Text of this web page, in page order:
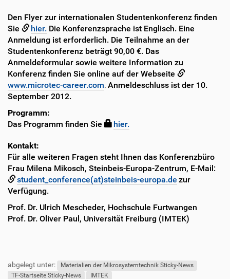
Den Flyer zur internationalen Studentenkonferenz finden
Sie
hier.Die Konferenzsprache ist Englisch. Eine
Anmeldung ist erforderlich. Die Teilnahme an der
Studentenkonferenz beträgt 90,00 €. Das
Anmeldeformular sowie weitere Information zu
Konferenz finden Sie online auf der Webseite
www.microtec-career.com. Anmeldeschluss ist der 10.
September 2012.
Programm:
Das Programm finden Sie
hier.
Kontakt:
Für alle weiteren Fragen steht Ihnen das Konferenzbüro
Frau Milena Mikosch, Steinbeis-Europa-Zentrum, E-Mail:
student_conference(at)steinbeis-europa.de zur
Verfügung.
Prof. Dr. Ulrich Mescheder, Hochschule Furtwangen
Prof. Dr. Oliver Paul, Universität Freiburg (IMTEK)
ß
n
abgelegt unter:
Materialien der Mikrosystemtechnik Sticky-News
TF-Startseite Sticky-News
IMTEK